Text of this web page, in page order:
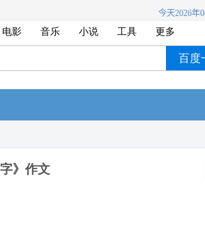
电影 音乐 小说 工具 更多
百度
》作文